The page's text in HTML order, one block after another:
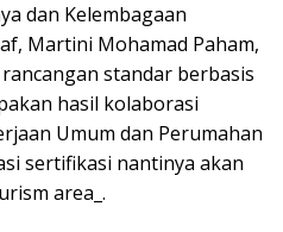
dan Kelembagaan
Martini Mohamad Paham,
standar berbasis
hasil kolaborasi
Umum dan Perumahan
sertifikasi nantinya akan
area_.